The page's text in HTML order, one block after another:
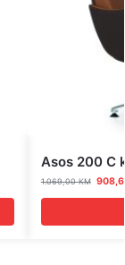
Asos 200 C
1.069,00KM